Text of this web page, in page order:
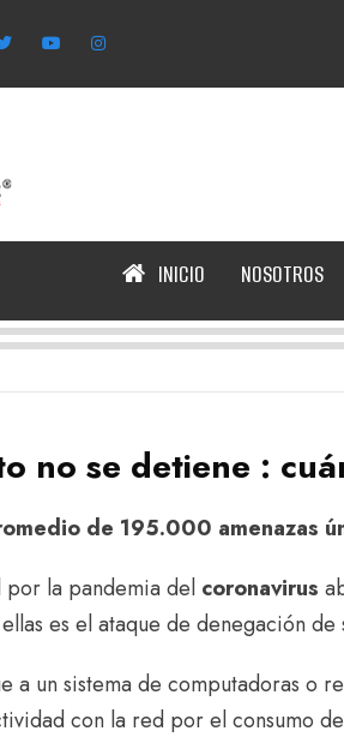
INICIO NOSOTROS
no se detiene :
de 195.000 amenazas
por la pandemia del coronavirus
es el ataque de denegación
a un sistema de computadoras o
con la red por el consumo